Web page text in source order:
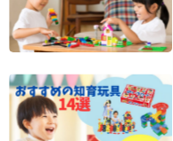
「こそだてまっぷ」とは
サイトのご利⽤にあたって
個⼈情報について
お問い合わせ